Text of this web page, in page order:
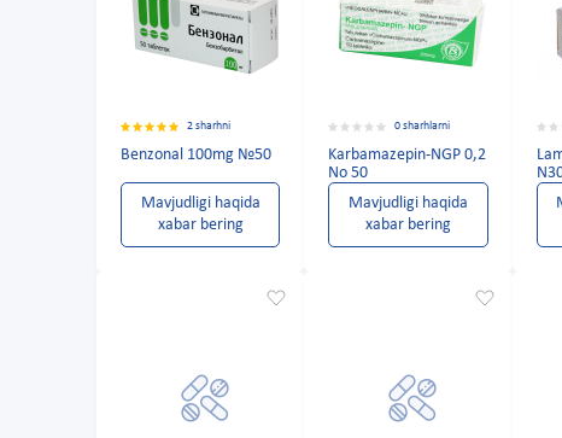
2 sharhni
Benzonal 100mg №50
Mavjudligi haqida
xabar bering
0 sharhlarni
Karbamazepin-NGP 0,2
No 50
Mavjudligi haqida
xabar bering